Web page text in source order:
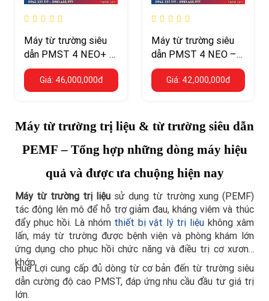
Máy từ trường siêu
dẫn PMST 4 NEO+ –
5 Tesla kết hợp laser
lạnh 650 và 808 nm
Giá: 46,000,000đ
Máy từ trường siêu
dẫn PMST 4 NEO –
bản kết hợp hồng
ngoạiGiá: 42,000,000đ
Máy từ trường trị liệu & từ trường siêu dẫn
PEMF – Tổng hợp những dòng máy hiệu
quả và được ưa chuộng hiện nay
Máy từ trường trị liệu sử dụng từ trường xung (PEMF)
tác động lên mô để hỗ trợ giảm đau, kháng viêm và thúc
đẩy phục hồi. Là nhóm thiết bị vật lý trị liệu không xâm
lấn, máy từ trường được bệnh viện và phòng khám lớn
ứng dụng cho phục hồi chức năng và điều trị cơ xương
khớp.
Huê Lợi cung cấp đủ dòng từ cơ bản đến từ trường siêu
dẫn cường độ cao PMST, đáp ứng nhu cầu đầu tư giá trị
lớn.